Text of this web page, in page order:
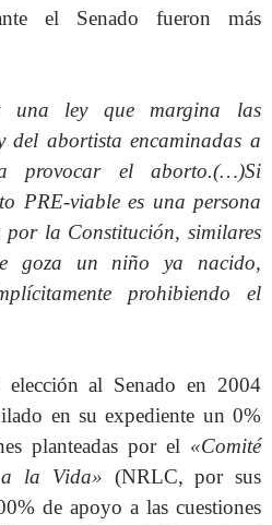
el Senado fueron más
una ley que margina las
del abortista encaminadas a
provocar el aborto.(…)Si
PRE-viable es una persona
por la Constitución, similares
goza un niño ya nacido,
prohibiendo el
al Senado en 2004
en su expediente un 0%
planteadas por el «Comité
a la Vida» (NRLC, por sus
de apoyo a las cuestiones